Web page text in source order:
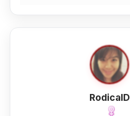
RodicalD